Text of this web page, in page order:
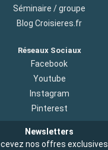
Séminaire / groupe
Blog Croisieres.fr
Réseaux Sociaux
Facebook
Youtube
Instagram
Pinterest
Newsletters
nos offres exclusives